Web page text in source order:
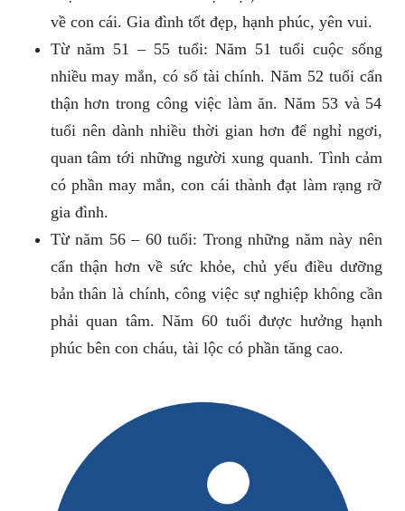
về con cái. Gia đình tốt đẹp, hạnh phúc, yên vui.
Từ năm 51 – 55 tuổi: Năm 51 tuổi cuộc sống
nhiều may mắn, có số tài chính. Năm 52 tuổi cẩn
thận hơn trong công việc làm ăn. Năm 53 và 54
tuổi nên dành nhiều thời gian hơn để nghỉ ngơi,
quan tâm tới những người xung quanh. Tình cảm
có phần may mắn, con cái thành đạt làm rạng rỡ
gia đình.
Từ năm 56 – 60 tuổi: Trong những năm này nên
cẩn thận hơn về sức khỏe, chủ yếu điều dưỡng
bản thân là chính, công việc sự nghiệp không cần
phải quan tâm. Năm 60 tuổi được hưởng hạnh
phúc bên con cháu, tài lộc có phần tăng cao.